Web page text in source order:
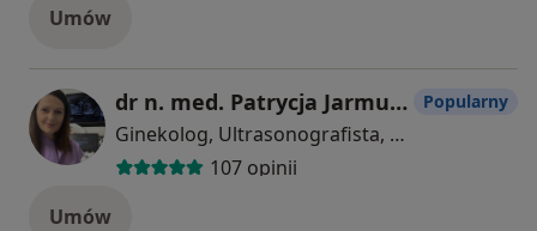
Umów
dr n. med. Patrycja Jarmużek-Orska
Ginekolog, Ultrasonografista, Perinatolog
107 opinii
Popularny
Umów